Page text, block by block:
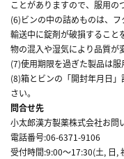
ことがありますので、服用の
(6)ビンの中の詰めものは、フ
輸送中に錠剤が破損すること
物の混入や湿気により品質が
(7)使用期限を過ぎた製品は服
(8)箱とビンの「開封年月日
さい。
問合せ先
小太郎漢方製薬株式会社お問
電話番号:06-6371-9106
受付時間:9:00～17:30(土, 日,